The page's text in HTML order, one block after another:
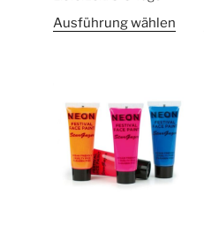
Ausführung wählen